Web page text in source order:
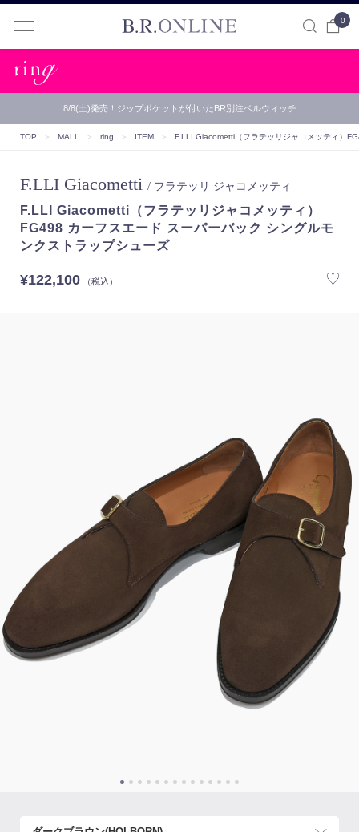
0
8/8(土)発売！ジップポケットが付いたBR別注ベルウィッチ
TOP ＞ MALL ＞ ring ＞ ITEM ＞ F.LLI Giacometti（フラテッリジャコメッティ）
F.LLI Giacometti / フラテッリ ジャコメッティ
F.LLI Giacometti（フラテッリジャコメッティ）
FG498 カーフスエード スーパーバック シングルモ
ンクストラップシューズ
¥122,100（税込）